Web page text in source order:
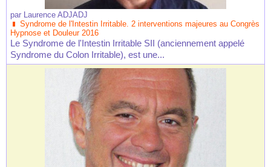
par Laurence ADJADJ
Syndrome de l'Intestin Irritable. 2 interventions majeures au Congrès
Hypnose et Douleur 2016
Le Syndrome de l'Intestin Irritable SII (anciennement appelé
Syndrome du Colon Irritable), est une...